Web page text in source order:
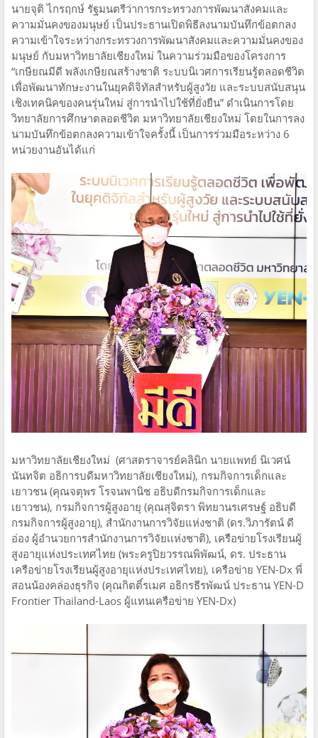
นายจุติ ไกรฤกษ์ รัฐมนตรีว่าการกระทรวงการพัฒนาสังคมและ
ความมั่นคงของมนุษย์ เป็นประธานเปิดพิธีลงนามบันทึกข้อตกลง
ความเข้าใจระหว่างกระทรวงการพัฒนาสังคมและความมั่นคงของ
มนุษย์ กับมหาวิทยาลัยเชียงใหม่ ในความร่วมมือของโครงการ
“เกษียณมีดี พลังเกษียณสร้างชาติ ระบบนิเวศการเรียนรู้ตลอดชีวิต
เพื่อพัฒนาทักษะงานในยุคดิจิทัลสำหรับผู้สูงวัย และระบบสนับสนุน
เชิงเทคนิคของคนรุ่นใหม่ สู่การนำไปใช้ที่ยั่งยืน” ดำเนินการโดย
วิทยาลัยการศึกษาตลอดชีวิต มหาวิทยาลัยเชียงใหม่ โดยในการลง
นามบันทึกข้อตกลงความเข้าใจครั้งนี้ เป็นการร่วมมือระหว่าง 6
หน่วยงานอันได้แก่
มหาวิทยาลัยเชียงใหม่​ (ศาสตราจารย์คลินิก นายแพทย์ นิเวศน์
นันทจิต อธิการบดีมหาวิทยาลัยเชียงใหม่), กรมกิจการเด็กและ
เยาวชน (คุณจตุพร โรจนพานิช อธิบดีกรมกิจการเด็กและ
เยาวชน), กรมกิจการผู้สูงอายุ (คุณสุจิตรา พิทยานรเศรษฐ์ อธิบดี
กรมกิจการผู้สูงอายุ), สำนักงานการวิจัยแห่งชาติ (ดร.วิภารัตน์ ดี
อ่อง ผู้อำนวยการสำนักงานการวิจัยเเห่งชาติ), เครือข่ายโรงเรียนผู้
สูงอายุแห่งประเทศไทย (พระครูปิยวรรณพิพัฒน์, ดร. ประธาน
เครือข่ายโรงเรียนผู้สูงอายุแห่งประเทศไทย), เครือข่าย YEN-Dx พี่
สอนน้องคล่องธุรกิจ (คุณกิตติ์รเมศ อธิกรธีรพัฒน์ ประธาน YEN-D
Frontier Thailand-Laos ผู้แทนเครือข่าย YEN-Dx)